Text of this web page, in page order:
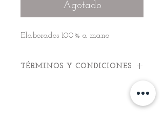
Agotado
Elaborados 100% a mano
TÉRMINOS Y CONDICIONES
Términos y Condiciones Malajas